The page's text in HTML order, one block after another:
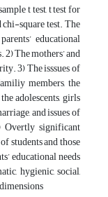
t test, t test for
chi-square test. The
educational
The mothers’ and
3) The isssues of
members, the
adolescents, girls
and issues of
Overtly significant
students and those
educational needs
hygienic, social,